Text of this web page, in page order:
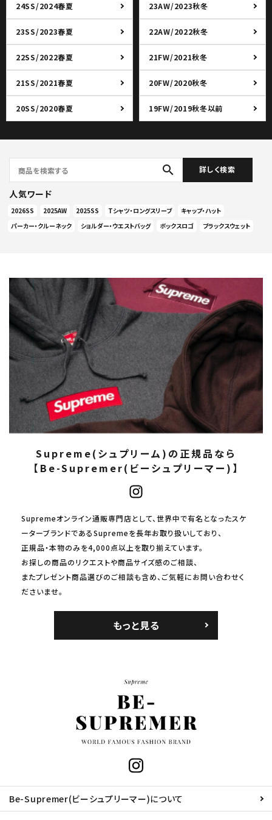
24SS/2024春夏 23AW/2023秋冬
23SS/2023春夏 22AW/2022秋冬
22SS/2022春夏 21FW/2021秋冬
21SS/2021春夏 20FW/2020秋冬
20SS/2020春夏 19FW/2019秋冬以前
search 詳しく検索
人気ワード
2026SS 2025AW 2025SS Tシャツ・ロングスリーブ
キャップ・ハット
パーカー・クルーネック
ショルダー・ウエストバッグ ボックスロゴ ブラックスウェット
Supreme(シュプリーム)の正規品なら
【Be-Supremer(ビーシュプリーマー)】
Supremeオンライン通販専門店として、世界中で有名となったスケ
ーターブランドであるSupremeを長年お取り扱いしており、
正規品・本物のみを4,000点以上を取り揃えています。
お探しの商品のリクエストや商品サイズ感のご相談、
またプレゼント商品選びのご相談も含め、ご気軽にお問い合わせく
ださいませ。
もっと見る
Be-Supremer(ビーシュプリーマー)について